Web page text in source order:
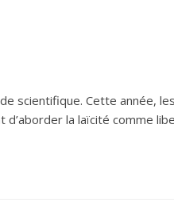
scientifique. Cette année,
la laïcité comme